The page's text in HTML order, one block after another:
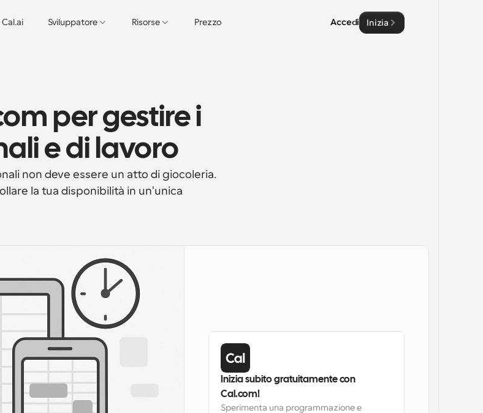
Cal.ai Sviluppatore Risorse Prezzo Accedi Inizia
per gestire i
e di lavoro
non deve essere un atto di giocoleria.
la tua disponibilità in un'unica
Inizia subito gratuitamente con
Cal.com!
Sperimenta una programmazione e